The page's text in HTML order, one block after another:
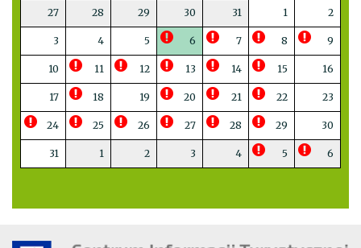
27 28 29 30 31 1 2
3 4 5 6 7 8 9
10 11 12 13 14 15 16
17 18 19 20 21 22 23
24 25 26 27 28 29 30
31 1 2 3 4 5 6